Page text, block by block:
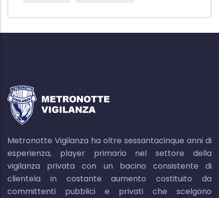
Metronotte Vigilanza ha oltre sessantacinque anni di
esperienza, player primario nel settore della
vigilanza privata con un bacino consistente di
clientela in costante aumento costituito da
committenti pubblici e privati che scelgono